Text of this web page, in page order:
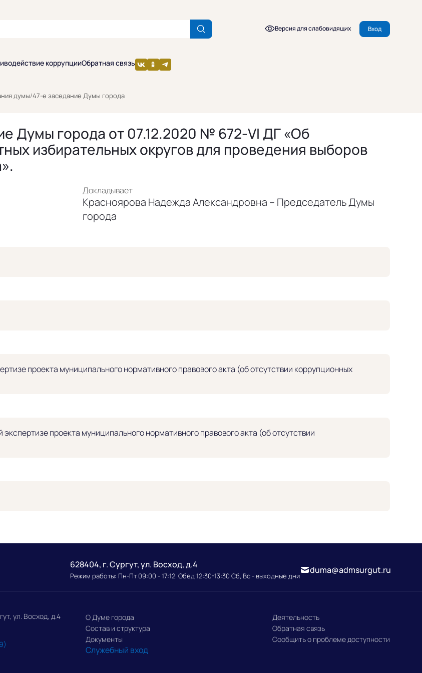
Версия для слабовидящих Вход
коррупцииОбратная связь
думы/47-е заседание Думы города
Думы города от 07.12.2020 № 672-VI ДГ «Об
избирательных округов для проведения выборов
Докладывает
Красноярова Надежда Александровна – Председатель Думы
города
проекта муниципального нормативного правового акта (об отсутствии коррупционных
проекта муниципального нормативного правового акта (об отсутствии
628404, г. Сургут, ул. Восход, д.4
Режим работы: Пн-Пт 09:00 - 17:12. Обед 12:30-13:30 Сб, Вс - выходные дни
duma@admsurgut.ru
ул. Восход, д.4
О Думе города
Состав и структура
Документы
Деятельность
Обратная связь
Сообщить о проблеме доступности
Служебный вход